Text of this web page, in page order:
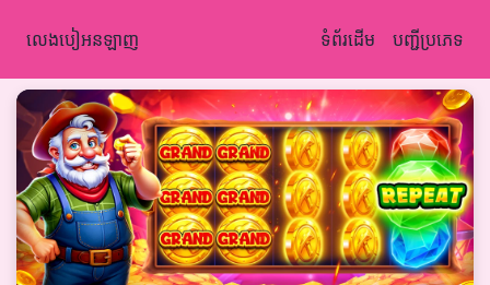
លេងបៀអនឡាញ ទំព័រដើម បញ្ជីប្រភេទ